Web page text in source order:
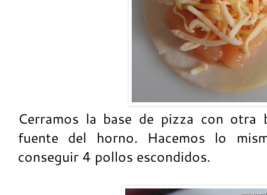
Cerramos la base de pizza con otra
fuente del horno. Hacemos lo
conseguir 4 pollos escondidos.